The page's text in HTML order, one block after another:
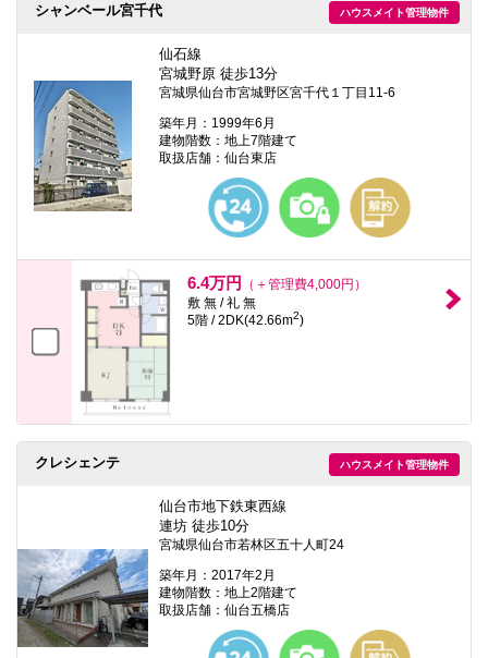
ハウスメイト管理物件
シャンベール宮千代
仙石線
宮城野原 徒歩13分
宮城県仙台市宮城野区宮千代１丁目11-6
築年月：1999年6月
建物階数：地上7階建て
取扱店舗：仙台東店
6.4万円
（＋管理費4,000円）
敷 無 / 礼 無
5階 / 2DK(42.66m2)
ハウスメイト管理物件
クレシェンテ
仙台市地下鉄東西線
連坊 徒歩10分
宮城県仙台市若林区五十人町24
築年月：2017年2月
建物階数：地上2階建て
取扱店舗：仙台五橋店